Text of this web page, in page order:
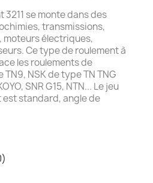
se monte dans des
transmissions,
électriques,
Ce type de roulement à
les roulements de
NSK de type TN TNG
SNR G15, NTN... Le jeu
standard, angle de